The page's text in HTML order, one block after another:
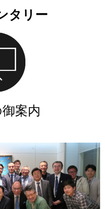
タリー
案内